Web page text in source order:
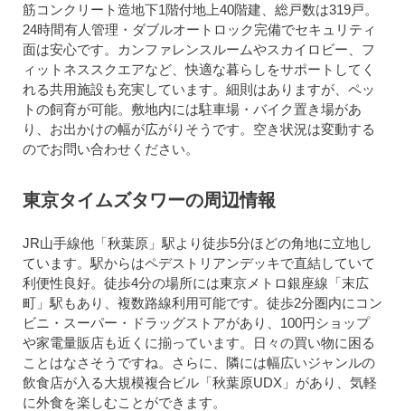
筋コンクリート造地下1階付地上40階建、総戸数は319戸。
24時間有人管理・ダブルオートロック完備でセキュリティ
面は安心です。カンファレンスルームやスカイロビー、フ
ィットネススクエアなど、快適な暮らしをサポートしてく
れる共用施設も充実しています。細則はありますが、ペッ
トの飼育が可能。敷地内には駐車場・バイク置き場があ
り、お出かけの幅が広がりそうです。空き状況は変動する
のでお問い合わせください。
東京タイムズタワーの周辺情報
JR山手線他「秋葉原」駅より徒歩5分ほどの角地に立地し
ています。駅からはペデストリアンデッキで直結していて
利便性良好。徒歩4分の場所には東京メトロ銀座線「末広
町」駅もあり、複数路線利用可能です。徒歩2分圏内にコン
ビニ・スーパー・ドラッグストアがあり、100円ショップ
や家電量販店も近くに揃っています。日々の買い物に困る
ことはなさそうですね。さらに、隣には幅広いジャンルの
飲食店が入る大規模複合ビル「秋葉原UDX」があり、気軽
に外食を楽しむことができます。